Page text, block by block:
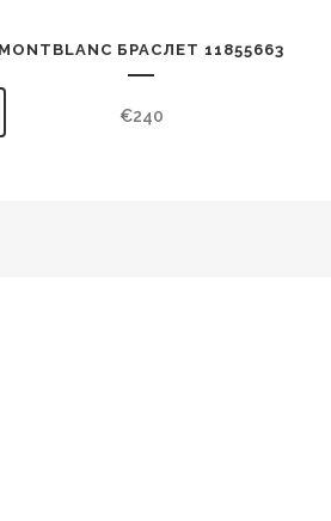
MONTBLANC БРАСЛЕТ 11855663
€240